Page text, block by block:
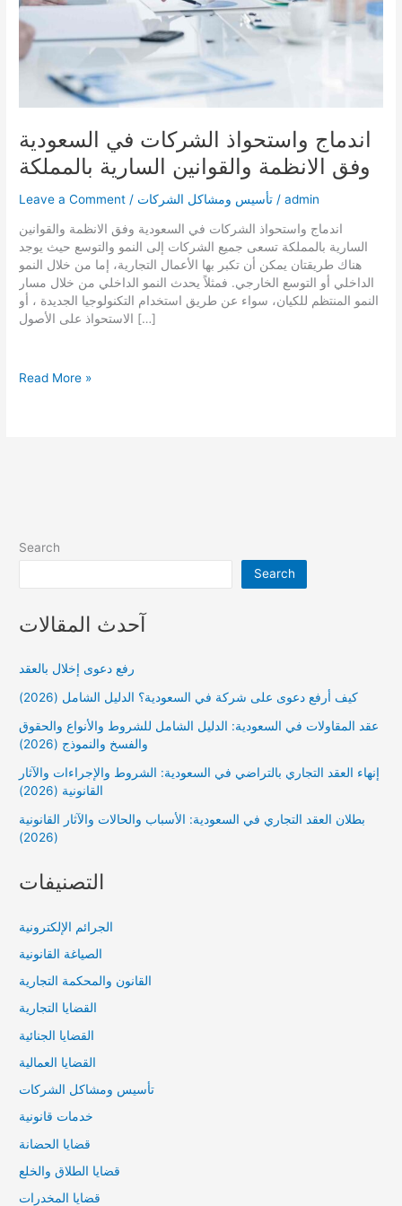
اندماج واستحواذ الشركات في السعودية
وفق الانظمة والقوانين السارية بالمملكة
Leave a Comment / تأسيس ومشاكل الشركات /admin
اندماج واستحواذ الشركات في السعودية وفق الانظمة والقوانين
السارية بالمملكة تسعى جميع الشركات إلى النمو والتوسع حيث يوجد
هناك طريقتان يمكن أن تكبر بها الأعمال التجارية، إما من خلال النمو
الداخلي أو التوسع الخارجي. فمثلاً يحدث النمو الداخلي من خلال مسار
النمو المنتظم للكيان، سواء عن طريق استخدام التكنولوجيا الجديدة ، أو
الاستحواذ على الأصول […]
اندماج
Read More »
Search
Search
آحدث المقالات
رفع دعوى إخلال بالعقد
كيف أرفع دعوى على شركة في السعودية؟ الدليل الشامل (2026)
عقد المقاولات في السعودية: الدليل الشامل للشروط والأنواع والحقوق
والفسخ والنموذج (2026)
إنهاء العقد التجاري بالتراضي في السعودية: الشروط والإجراءات والآثار
القانونية (2026)
بطلان العقد التجاري في السعودية: الأسباب والحالات والآثار القانونية
(2026)
التصنيفات
الجرائم الإلكترونية
الصياغة القانونية
القانون والمحكمة التجارية
القضايا التجارية
القضايا الجنائية
القضايا العمالية
تأسيس ومشاكل الشركات
خدمات قانونية
قضايا الحضانة
قضايا الطلاق والخلع
قضايا المخدرات